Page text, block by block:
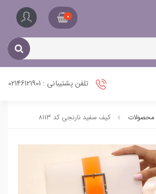
0
تلفن پشتیبانی : 02146121901
کیف سفید نارنجی کد 8113